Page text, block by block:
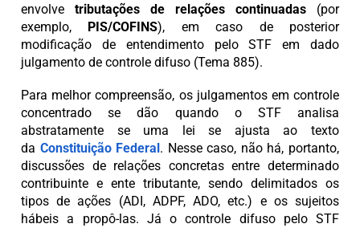
envolve tributações de relações continuadas (por
exemplo, PIS/COFINS), em caso de posterior
modificação de entendimento pelo STF em dado
julgamento de controle difuso (Tema 885).
Para melhor compreensão, os julgamentos em controle
concentrado se dão quando o STF analisa
abstratamente se uma lei se ajusta ao texto
da Constituição Federal. Nesse caso, não há, portanto,
discussões de relações concretas entre determinado
contribuinte e ente tributante, sendo delimitados os
tipos de ações (ADI, ADPF, ADO, etc.) e os sujeitos
hábeis a propô-las. Já o controle difuso pelo STF